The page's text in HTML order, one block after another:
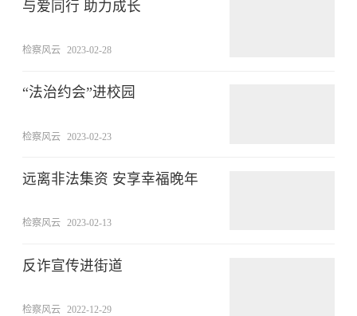
与爱同行 助力成长
检察风云 2023-02-28
“法治约会”进校园
检察风云 2023-02-23
远离非法集资 安享幸福晚年
检察风云 2023-02-13
反诈宣传进街道
检察风云 2022-12-29